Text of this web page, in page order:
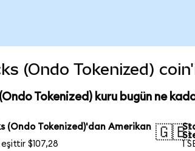
(Ondo Tokenized)
Tokenized) kuru bugün ne
(Ondo Tokenized)'dan Amerikan
eşittir $107,28
🇬🇧
1